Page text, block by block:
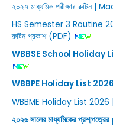
২০২৭ মাধ্যমিক পরীক্ষার
HS Semester 3 Routine 2027
রুটিন প্রকাশ (PDF)
WBBSE School Holiday List
WBBPE Holiday List 2026 |
WBBME Holiday List 2026 |
২০২৬ সালের মাধ্যমিকের